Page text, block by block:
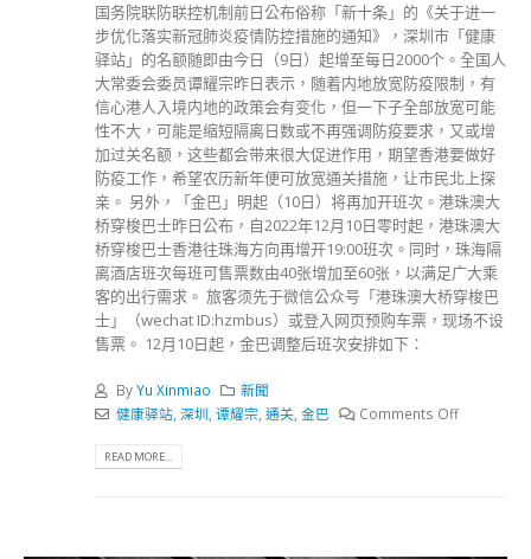
国务院联防联控机制前日公布俗称「新十条」的《关于进一
步优化落实新冠肺炎疫情防控措施的通知》，深圳巿「健康
驿站」的名额随即由今日（9日）起增至每日2000个。全国人
大常委会委员谭耀宗昨日表示，随着内地放宽防疫限制，有
信心港人入境内地的政策会有变化，但一下子全部放宽可能
性不大，可能是缩短隔离日数或不再强调防疫要求，又或增
加过关名额，这些都会带来很大促进作用，期望香港要做好
防疫工作，希望农历新年便可放宽通关措施，让市民北上探
亲。 另外，「金巴」明起（10日）将再加开班次。港珠澳大
桥穿梭巴士昨日公布，自2022年12月10日零时起，港珠澳大
桥穿梭巴士香港往珠海方向再增开19:00班次。同时，珠海隔
离酒店班次每班可售票数由40张增加至60张，以满足广大乘
客的出行需求。 旅客须先于微信公众号「港珠澳大桥穿梭巴
士」（wechat ID:hzmbus）或登入网页预购车票，现场不设
售票。 12月10日起，金巴调整后班次安排如下：
ByYu Xinmiao
新聞
健康驿站, 深圳 谭耀宗 通关 金巴 Comments Off
READ MORE...